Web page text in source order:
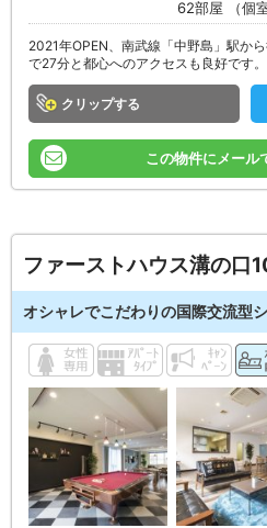
62部屋 （個
2021年OPEN、南武線「中野島」駅か
で27分と都心へのアクセスも良好です
クリップ
この物件にメール
ファーストハウス溝の口
オシャレでこだわりの国際交流型